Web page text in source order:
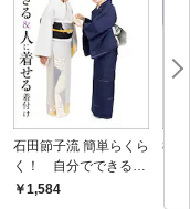
石田節子流 簡単らくら
く！ 自分でできる＆
人に着せる着付け
1,584
8分